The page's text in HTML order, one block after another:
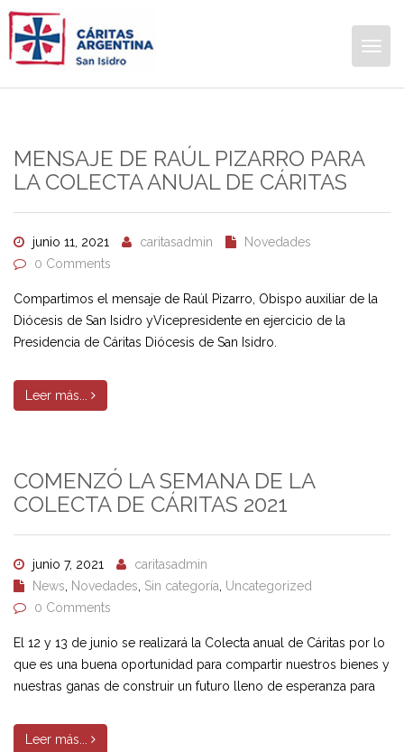
MENSAJE DE RAÚL PIZARRO PARA
LA COLECTA ANUAL DE CÁRITAS
junio 11, 2021 caritasadmin
Novedades
0 Comments
Compartimos el mensaje de Raúl Pizarro, Obispo auxiliar de la
Diócesis de San Isidro yVicepresidente en ejercicio de la
Presidencia de Cáritas Diócesis de San Isidro.
Leer más...
COMENZÓ LA SEMANA DE LA
COLECTA DE CÁRITAS 2021
junio 7, 2021
caritasadmin
News
Novedades Sin categoría Uncategorized
0 Comments
El 12 y 13 de junio se realizará la Colecta anual de Cáritas por lo
que es una buena oportunidad para compartir nuestros bienes y
nuestras ganas de construir un futuro lleno de esperanza para
Leer más...